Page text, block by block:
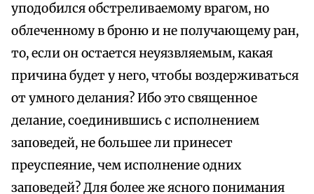
уподобился обстреливаемому врагом, но
облеченному в броню и не получающему ран,
то, если он остается неуязвляемым, какая
причина будет у него, чтобы воздерживаться
от умного делания? Ибо это священное
делание, соединившись с исполнением
заповедей, не большее ли принесет
преуспеяние, чем исполнение одних
заповедей? Для более же ясного понимания